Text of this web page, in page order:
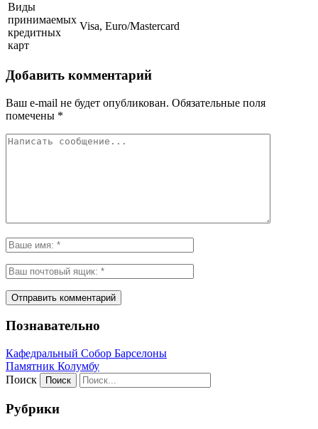
Виды
принимаемых
кредитных
карт
Visa, Euro/Mastercard
Добавить комментарий
Ваш e-mail не будет опубликован. Обязательные поля
помечены *
Познавательно
Кафeдрaльный Собор Барселоны
Пaмятник Колумбу
Поиск
Рубрики